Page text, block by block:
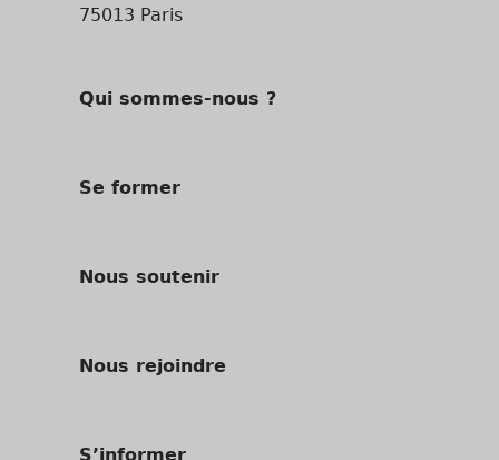
75013 Paris
Qui sommes-nous ?
Se former
Nous soutenir
Nous rejoindre
S’informer